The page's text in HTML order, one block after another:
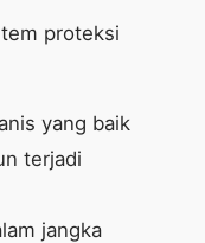
proteksi
yang baik
terjadi
jangka